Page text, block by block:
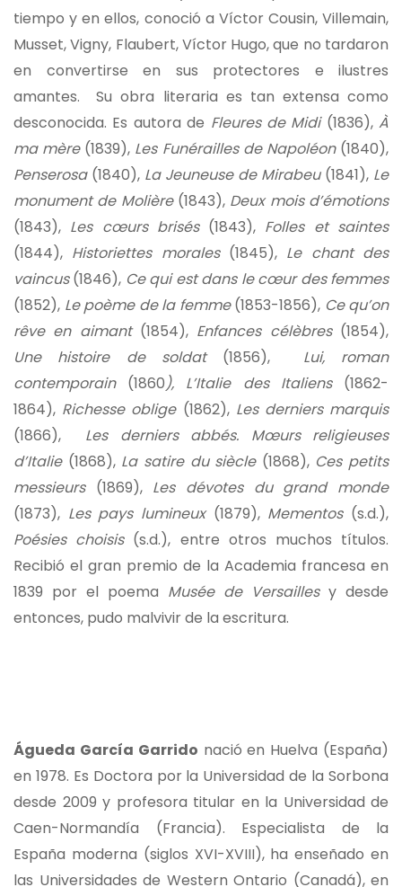
tiempo y en ellos, conoció a Víctor Cousin, Villemain,
Musset, Vigny, Flaubert, Víctor Hugo, que no tardaron
en convertirse en sus protectores e ilustres
amantes. Su obra literaria es tan extensa como
desconocida. Es autora de Fleures de Midi(1836), À
ma mère(1839), Les Funérailles de Napoléon(1840),
Penserosa (1840), La Jeuneuse de Mirabeu(1841), Le
monument de Molière(1843), Deux mois d’émotions
(1843), Les cœurs brisés(1843), Folles et saintes
(1844), Historiettes morales(1845), Le chant des
vaincus(1846), Ce qui est dans le cœur des femmes
(1852), Le poème de la femme(1853-1856), Ce qu’on
rêve en aimant(1854), Enfances célèbres(1854),
Une histoire de soldat(1856), Lui, roman
contemporain(1860), L’Italie des Italiens(1862-
1864), Richesse oblige(1862), Les derniers marquis
(1866), Les derniers abbés. Mœurs religieuses
d’Italie(1868), La satire du siècle(1868), Ces petits
messieurs(1869), Les dévotes du grand monde
(1873), Les pays lumineux(1879), Mementos(s.d.),
Poésies choisis(s.d.), entre otros muchos títulos.
Recibió el gran premio de la Academia francesa en
1839 por el poema Musée de Versaillesy desde
entonces, pudo malvivir de la escritura.
Águeda García Garrido nació en Huelva (España)
en 1978. Es Doctora por la Universidad de la Sorbona
desde 2009 y profesora titular en la Universidad de
Caen-Normandía (Francia). Especialista de la
España moderna (siglos XVI-XVIII), ha enseñado en
las Universidades de Western Ontario (Canadá), en